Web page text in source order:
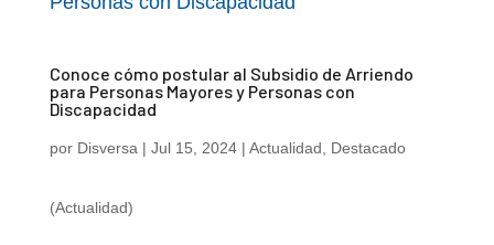
Conoce cómo postular al Subsidio de Arriendo
para Personas Mayores y Personas con
Discapacidad
por Disversa | Jul 15, 2024| Actualidad Destacado
(Actualidad)